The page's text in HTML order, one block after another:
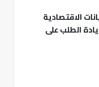
الاقتصادية
الطلب على